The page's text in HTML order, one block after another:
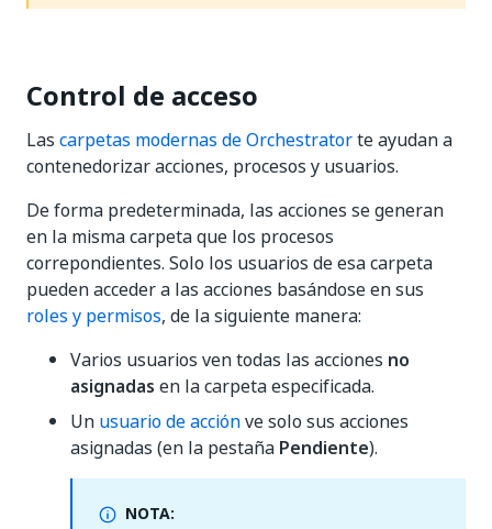
Control de acceso
Las carpetas modernas de Orchestratorte ayudan a
contenedorizar acciones, procesos y usuarios.
De forma predeterminada, las acciones se generan
en la misma carpeta que los procesos
correpondientes. Solo los usuarios de esa carpeta
pueden acceder a las acciones basándose en sus
roles y permisos, de la siguiente manera:
Varios usuarios ven todas las acciones no
asignadas en la carpeta especificada.
Un usuario de acciónve solo sus acciones
asignadas (en la pestaña Pendiente).
NOTA: